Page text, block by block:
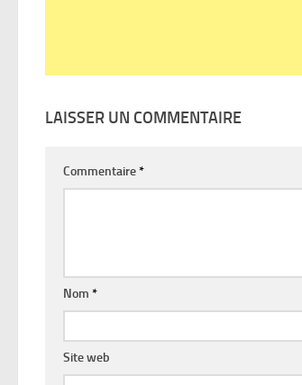
LAISSER UN COMMENTAIRE
Commentaire*
Nom *
Site web